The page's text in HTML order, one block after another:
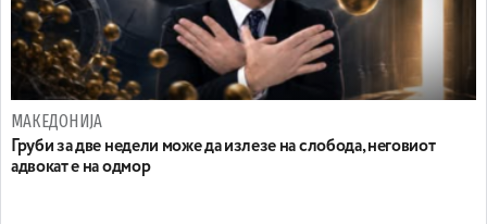
МАКЕДОНИЈА
Груби за две недели може да излезе на слобода, неговиот
адвокат е на одмор